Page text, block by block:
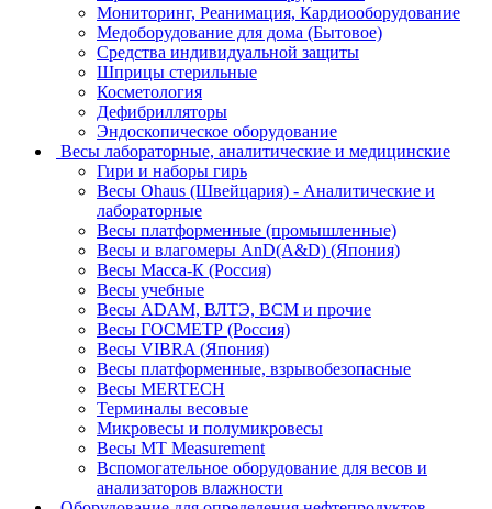
Мониторинг, Реанимация, Кардиооборудование
Медоборудование для дома (Бытовое)
Средства индивидуальной защиты
Шприцы стерильные
Косметология
Дефибрилляторы
Эндоскопическое оборудование
Весы лабораторные, аналитические и медицинские
Гири и наборы гирь
Весы Ohaus (Швейцария) - Аналитические и
лабораторные
Весы платформенные (промышленные)
Весы и влагомеры AnD(A&D) (Япония)
Весы Масса-К (Россия)
Весы учебные
Весы ADAM, ВЛТЭ, BCM и прочие
Весы ГОСМЕТР (Россия)
Весы VIBRA (Япония)
Весы платформенные, взрывобезопасные
Весы MERTECH
Терминалы весовые
Микровесы и полумикровесы
Весы MT Measurement
Вспомогательное оборудование для весов и
анализаторов влажности